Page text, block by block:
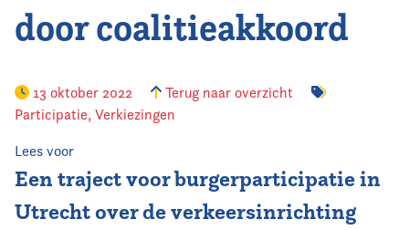
Nieuws
Kennis & Informatie
Vereniging
Contact
door coalitieakkoord
13 oktober 2022
Terug naar overzicht
Participatie, Verkiezingen
Lees voor
Een traject voor burgerparticipatie in
Utrecht over de verkeersinrichting